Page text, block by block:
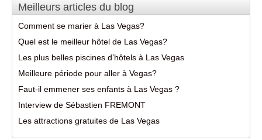
Meilleurs articles du blog
Comment se marier à Las Vegas?
Quel est le meilleur hôtel de Las Vegas?
Les plus belles piscines d’hôtels à Las Vegas
Meilleure période pour aller à Vegas?
Faut-il emmener ses enfants à Las Vegas ?
Interview de Sébastien FREMONT
Les attractions gratuites de Las Vegas